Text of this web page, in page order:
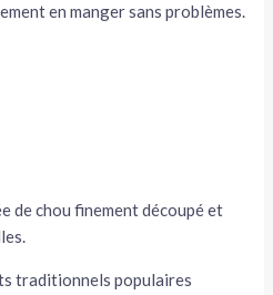
en manger sans problèmes.
de chou finement découpé et
traditionnels populaires